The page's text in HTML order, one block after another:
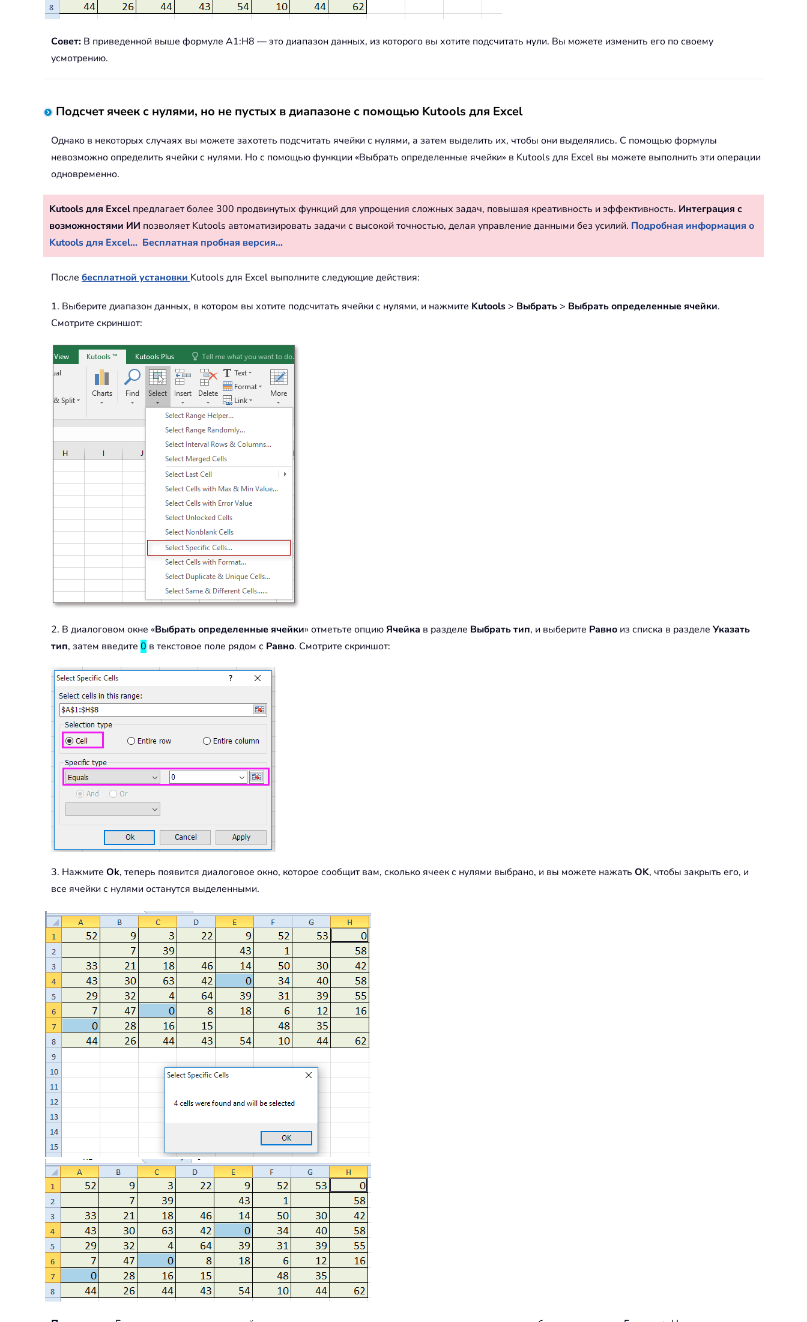
Совет: В приведенной выше формуле A1:H8 — это диапазон данных, из которого вы хотите подсчитать нули. Вы можете изменить его по своему
усмотрению.
Подсчет ячеек с нулями, но не пустых в диапазоне с помощью Kutools для Excel
Однако в некоторых случаях вы можете захотеть подсчитать ячейки с нулями, а затем выделить их, чтобы они выделялись. С помощью формулы
невозможно определить ячейки с нулями. Но с помощью функции «Выбрать определенные ячейки» в Kutools для Excel вы можете выполнить эти операции
одновременно.
Kutools для Excel предлагает более 300 продвинутых функций для упрощения сложных задач, повышая креативность и эффективность. Интеграция с
возможностями ИИ позволяет Kutools автоматизировать задачи с высокой точностью, делая управление данными без усилий. Подробная информация о
Kutools для Excel... Бесплатная пробная версия...
После бесплатной установки Kutools для Excel выполните следующие действия:
1. Выберите диапазон данных, в котором вы хотите подсчитать ячейки с нулями, и нажмите Kutools > Выбрать > Выбрать определенные ячейки.
Смотрите скриншот:
2. В диалоговом окне «Выбрать определенные ячейки» отметьте опциюЯчейка в разделе Выбрать тип, и выберите Равно из списка в разделе Указать
тип, затем введите 0 в текстовое поле рядом с Равно. Смотрите скриншот:
3. Нажмите Ok, теперь появится диалоговое окно, которое сообщит вам, сколько ячеек с нулями выбрано, и вы можете нажать OK, чтобы закрыть его, и
все ячейки с нулями останутся выделенными.